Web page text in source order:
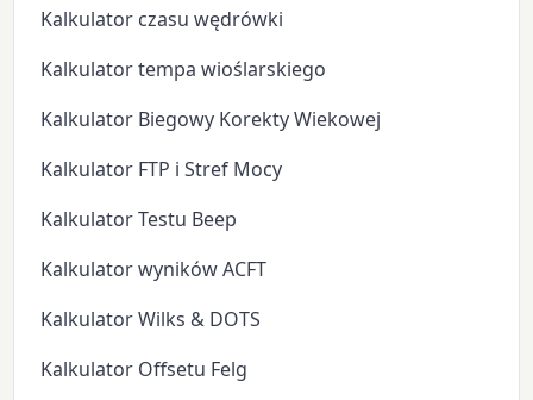
Kalkulator czasu wędrówki
Kalkulator tempa wioślarskiego
Kalkulator Biegowy Korekty Wiekowej
Kalkulator FTP i Stref Mocy
Kalkulator Testu Beep
Kalkulator wyników ACFT
Kalkulator Wilks & DOTS
Kalkulator Offsetu Felg